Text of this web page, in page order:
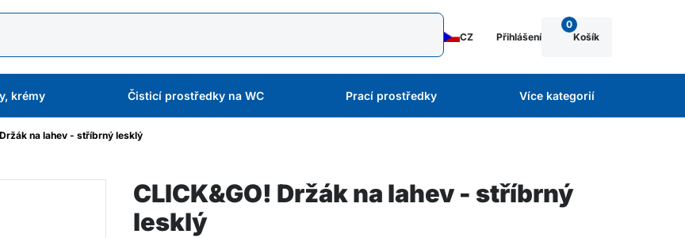
CZ Přihlášení
0
Košík
krémy Čisticí prostředky na WC Prací prostředky Více kategorií
na lahev - stříbrný lesklý
CLICK&GO! Držák na lahev - stříbrný
lesklý